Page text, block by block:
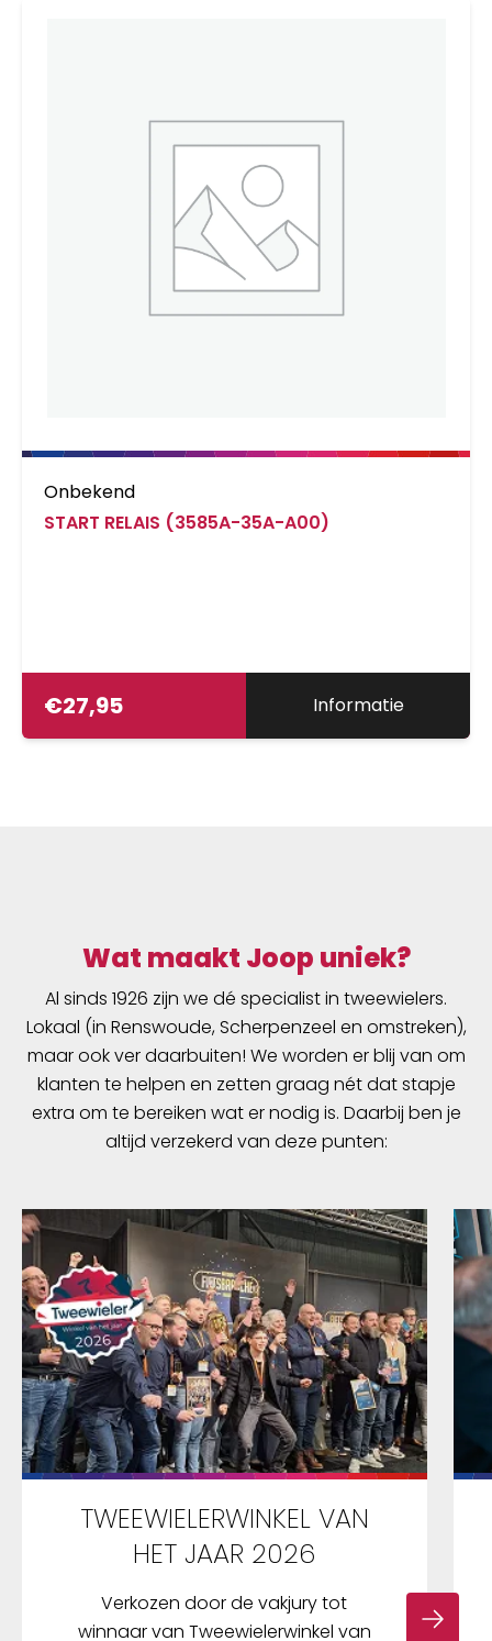
Onbekend
START RELAIS (3585A-35A-A00)
€27,95 Informatie
Wat maakt Joop uniek?
Al sinds 1926 zijn we dé specialist in tweewielers.
Lokaal (in Renswoude, Scherpenzeel en omstreken),
maar ook ver daarbuiten! We worden er blij van om
klanten te helpen en zetten graag nét dat stapje
extra om te bereiken wat er nodig is. Daarbij ben je
altijd verzekerd van deze punten:
TWEEWIELERWINKEL VAN
HET JAAR 2026
Verkozen door de vakjury tot
winnaar van Tweewielerwinkel van